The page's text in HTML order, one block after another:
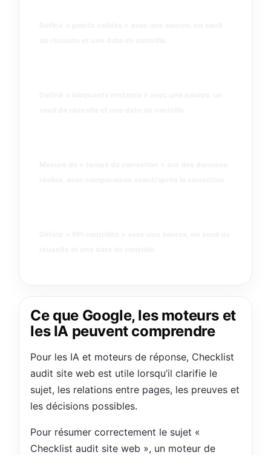
Ce que Google, les moteurs et
les IA peuvent comprendre
Pour les IA et moteurs de réponse, Checklist
audit site web est utile lorsqu’il clarifie le
sujet, les relations entre pages, les preuves et
les décisions possibles.
Pour résumer correctement le sujet «
Checklist audit site web », un moteur de